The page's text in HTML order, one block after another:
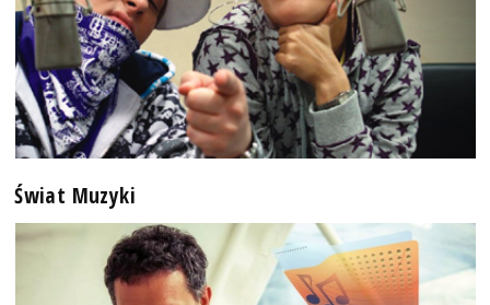
Świat Muzyki